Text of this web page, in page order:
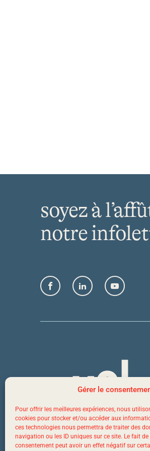
Gérer le
Pour offrir les meilleures expériences, nous
cookies pour stocker et/ou accéder aux
ces technologies nous permettra de traiter des
navigation ou les ID uniques sur ce site. Le fait
consentement peut avoir un effet négatif sur
soyez à
notre
FacebookLinkedIn YouTube